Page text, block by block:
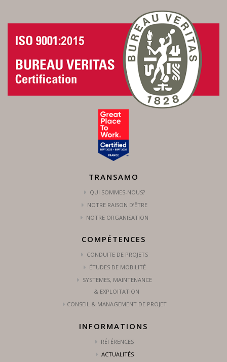
TRANSAMO
QUI SOMMES-NOUS?
NOTRE RAISON D’ÊTRE
NOTRE ORGANISATION
COMPÉTENCES
CONDUITE DE PROJETS
ÉTUDES DE MOBILITÉ
SYSTEMES, MAINTENANCE
& EXPLOITATION
CONSEIL & MANAGEMENT DE PROJET
INFORMATIONS
RÉFÉRENCES
ACTUALITÉS